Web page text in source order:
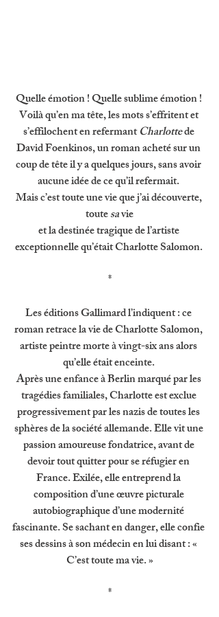
Quelle émotion ! Quelle sublime émotion !
Voilà qu’en ma tête, les mots s’effritent et
s’effilochent en refermant Charlotte de
David Foenkinos, un roman acheté sur un
coup de tête il y a quelques jours, sans avoir
aucune idée de ce qu’il refermait.
Mais c’est toute une vie que j’ai découverte,
toute sa vie
et la destinée tragique de l’artiste
exceptionnelle qu’était Charlotte Salomon.
*
Les éditions Gallimard l’indiquent : ce
roman retrace la vie de Charlotte Salomon,
artiste peintre morte à vingt-six ans alors
qu’elle était enceinte.
Après une enfance à Berlin marqué par les
tragédies familiales, Charlotte est exclue
progressivement par les nazis de toutes les
sphères de la société allemande. Elle vit une
passion amoureuse fondatrice, avant de
devoir tout quitter pour se réfugier en
France. Exilée, elle entreprend la
composition d’une œuvre picturale
autobiographique d’une modernité
fascinante. Se sachant en danger, elle confie
ses dessins à son médecin en lui disant : «
C’est toute ma vie. »
*